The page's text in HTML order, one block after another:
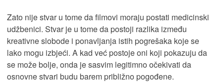
Zato nije stvar u tome da filmovi moraju postati medicinski
udžbenici. Stvar je u tome da postoji razlika između
kreativne slobode i ponavljanja istih pogrešaka koje se
lako mogu izbjeći. A kad već postoje oni koji pokazuju da
se može bolje, onda je sasvim legitimno očekivati da
osnovne stvari budu barem približno pogođene.